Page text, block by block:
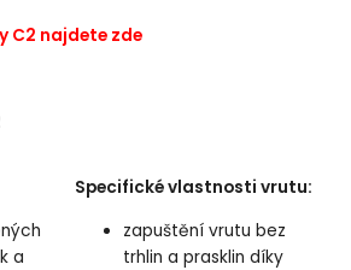
C2 najdete zde
a
Specifické vlastnosti vrutu:
zapuštění vrutu bez
trhlin a prasklin díky